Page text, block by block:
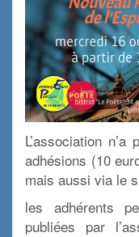
L’association
adhésions (10
mais aussi via le
les adhérents
publiées par